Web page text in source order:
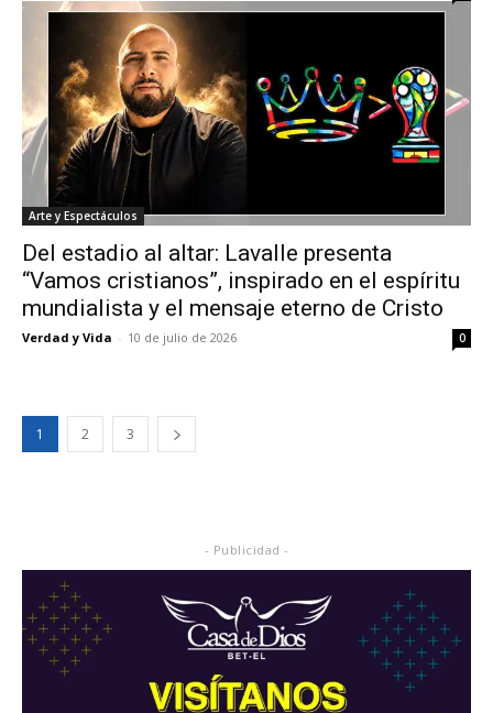
Arte y Espectáculos
Del estadio al altar: Lavalle presenta
“Vamos cristianos”, inspirado en el espíritu
mundialista y el mensaje eterno de Cristo
Verdad y Vida - 10 de julio de 2026 0
1 2 3
- Publicidad -